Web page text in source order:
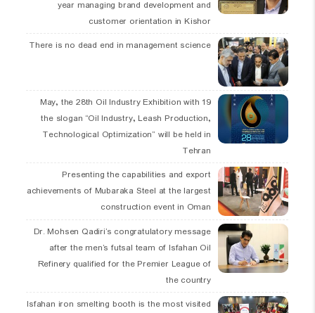
year managing brand development and
customer orientation in Kishor
There is no dead end in management science
19 May, the 28th Oil Industry Exhibition with
the slogan “Oil Industry, Leash Production,
Technological Optimization” will be held in
Tehran
Presenting the capabilities and export
achievements of Mubaraka Steel at the largest
construction event in Oman
Dr. Mohsen Qadiri’s congratulatory message
after the men’s futsal team of Isfahan Oil
Refinery qualified for the Premier League of
the country
Isfahan iron smelting booth is the most visited